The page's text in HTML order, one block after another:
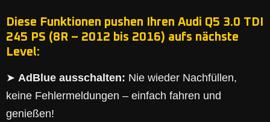
Diese Funktionen pushen Ihren Audi Q5 3.0 TDI
245 PS (8R – 2012 bis 2016) aufs nächste
Level:
➤ AdBlue ausschalten: Nie wieder Nachfüllen,
keine Fehlermeldungen – einfach fahren und
genießen!